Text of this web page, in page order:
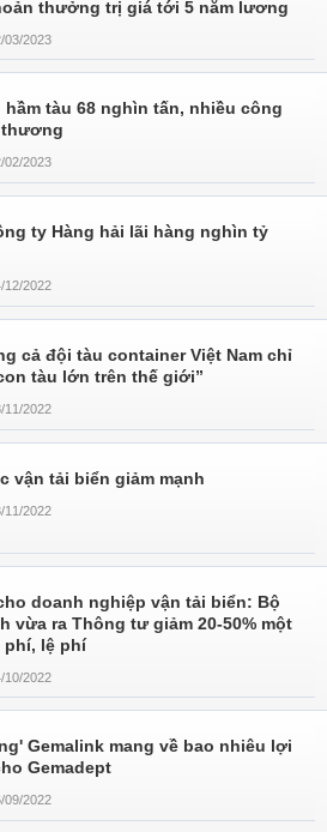
thưởng trị giá tới 5 năm lương
03/2023
hầm tàu 68 nghìn tấn, nhiều công
02/2023
ty Hàng hải lãi hàng nghìn tỷ
12/2022
cả đội tàu container Việt Nam chỉ
tàu lớn trên thế giới”
11/2022
vận tải biển giảm mạnh
11/2022
doanh nghiệp vận tải biển: Bộ
vừa ra Thông tư giảm 20-50% một
phí, lệ phí
10/2022
Gemalink mang về bao nhiêu lợi
Gemadept
09/2022